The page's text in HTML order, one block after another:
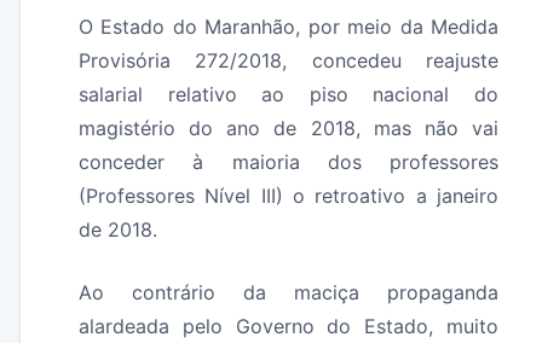
O Estado do Maranhão, por meio da Medida
Provisória 272/2018, concedeu reajuste
salarial relativo ao piso nacional do
magistério do ano de 2018, mas não vai
conceder à maioria dos professores
(Professores Nível III) o retroativo a janeiro
de 2018.
Ao contrário da maciça propaganda
alardeada pelo Governo do Estado, muito